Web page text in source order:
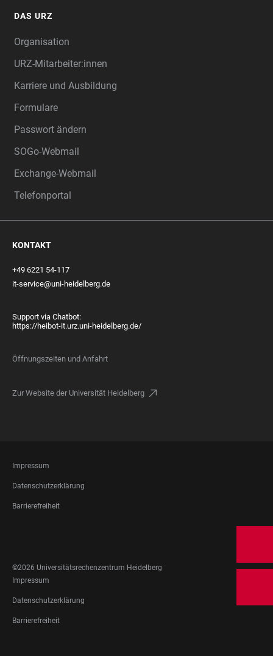
DAS URZ
Organisation
URZ-Mitarbeiter:innen
Karriere und Ausbildung
Formulare
Passwort ändern
SOGo-Webmail
Exchange-Webmail
Telefonportal
KONTAKT
+49 6221 54-117
it-service@uni-heidelberg.de
Support via Chatbot:
https://heibot-it.urz.uni-heidelberg.de/
Öffnungszeiten und Anfahrt
Zur Website der Universität Heidelberg
FOOTER
LEGAL
Impressum
Datenschutzerklärung
Barrierefreiheit
MEDIA
©2026 Universitätsrechenzentrum Heidelberg
FOOTER
LEGAL
Impressum
Datenschutzerklärung
Barrierefreiheit